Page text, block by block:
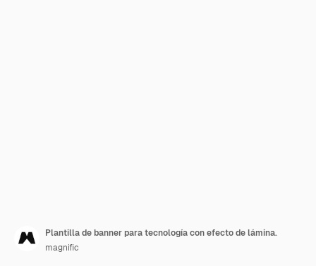
Plantilla de banner para tecnología con efecto de lámina.
magnific